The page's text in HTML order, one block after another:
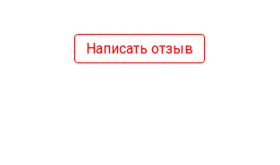
Написать отзыв